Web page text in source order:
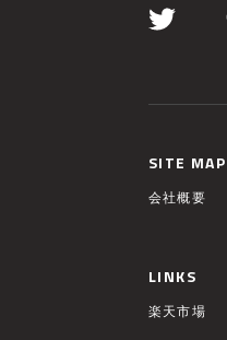
SITE MAP
会社概要
LINKS
楽天市場